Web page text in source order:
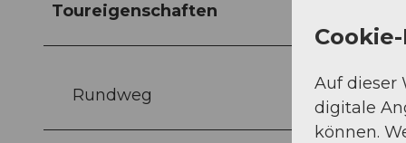
Toureigenschaften
Rundweg
Auf dieser
digitale
können.